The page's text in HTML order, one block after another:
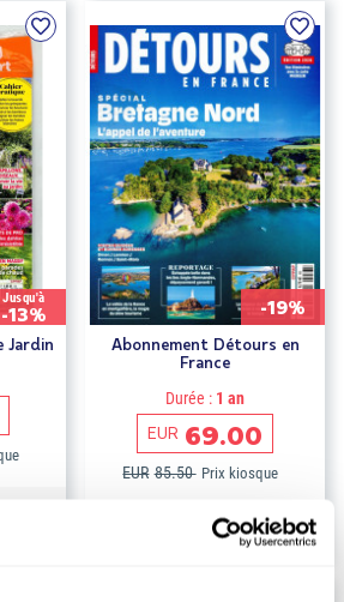
Jusqu'à
-13%
Jardin
-19%
Abonnement Détours en
France
Durée : 1 an
EUR 69.00
EUR 85.50 Prix kiosque